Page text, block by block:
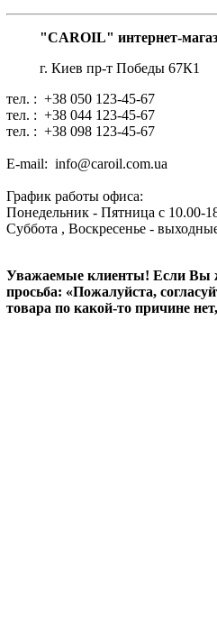
"CAROIL" интернет-
г. Киев пр-т Победы 67К1
тел. : +38 050 123-45-67
тел. : +38 044 123-45-67
тел. : +38 098 123-45-67
Е-mail: info@caroil.com.ua
График работы офиса:
Понедельник - Пятница с 10.00-
Суббота , Воскресенье -
Уважаемые клиенты! Если Вы
просьба: «Пожалуйста,
товара по какой-то причине